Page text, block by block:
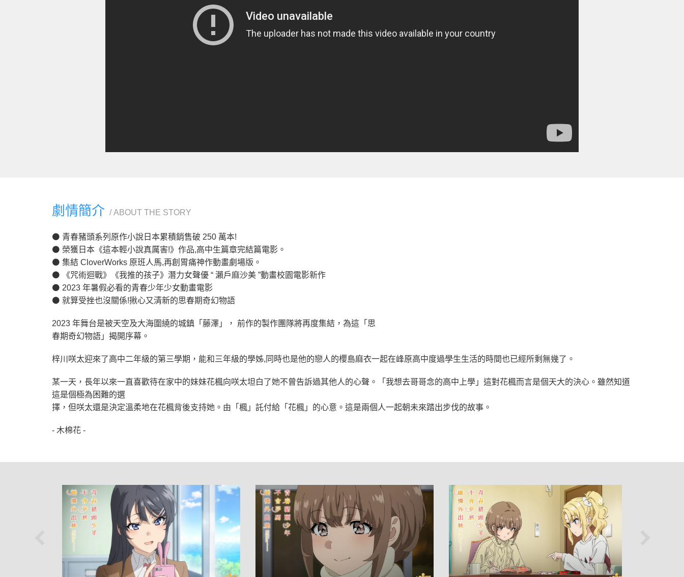
劇情簡介 ABOUT THE STORY
⚫ 青春豬頭系列原作小說日本累積銷售破 250 萬本!
⚫ 榮獲日本《這本輕小說真厲害!》作品,高中生篇章完結篇電影。
⚫ 集結 CloverWorks 原班人馬,再創胃痛神作動畫劇場版。
⚫ 《咒術迴戰》《我推的孩子》潛力女聲優 “ 瀨戶麻沙美 ”動畫校園電影新作
⚫ 2023 年暑假必看的青春少年少女動畫電影
⚫ 就算受挫也沒關係!揪心又清新的思春期奇幻物語
2023 年舞台是被天空及大海圍繞的城鎮「藤澤」， 前作的製作團隊將再度集結，為這「思
春期奇幻物語」揭開序幕。
梓川咲太迎來了高中二年級的第三學期，能和三年級的學姊,同時也是他的戀人的櫻島麻衣一起在峰原高中度過學生生活的時間也已經所剩無幾了。
某一天，長年以來一直喜歡待在家中的妹妹花楓向咲太坦白了她不曾告訴過其他人的心聲。「我想去哥哥念的高中上學」這對花楓而言是個天大的決心。雖然知道
這是個極為困難的選
擇，但咲太還是決定溫柔地在花楓背後支持她。由「楓」託付給「花楓」的心意。這是兩個人一起朝未來踏出步伐的故事。
- 木棉花 -